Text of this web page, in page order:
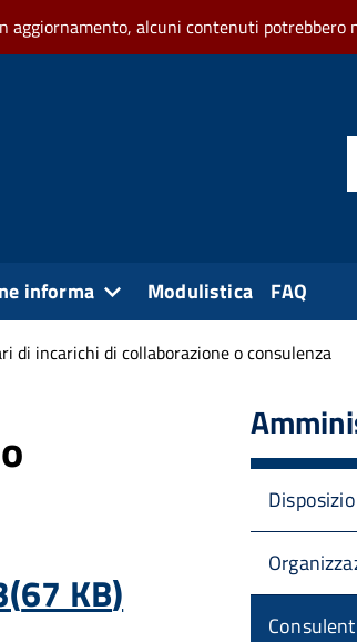
aggiornamento, alcuni contenuti potrebbero
informa Modulistica FAQ
di incarichi di collaborazione o consulenza
(67 KB)